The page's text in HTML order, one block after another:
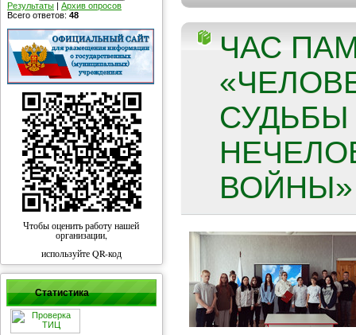
Результаты | Архив опросов
Всего ответов: 48
Чтобы оценить работу нашей
организации,
используйте QR-код
Статистика
ЧАС
СУДЬБЫ
ВОЙНЫ»